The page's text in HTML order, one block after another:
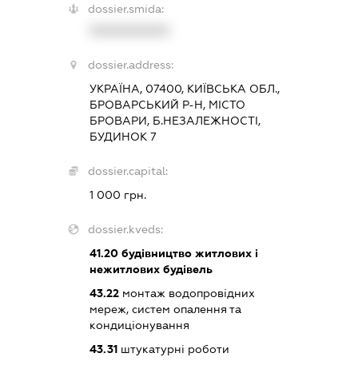
dossier.smida:
dossier.address:
УКРАЇНА, 07400, КИЇВСЬКА ОБЛ.,
БРОВАРСЬКИЙ Р-Н, МІСТО
БРОВАРИ, Б.НЕЗАЛЕЖНОСТІ,
БУДИНОК 7
dossier.capital:
1 000 грн.
dossier.kveds:
41.20будівництво житлових і
нежитлових будівель
43.22монтаж водопровідних
мереж, систем опалення та
кондиціонування
43.31штукатурні роботи